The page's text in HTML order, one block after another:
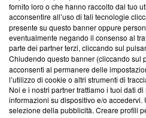
conformità agli standard.
Su di noi
Team editoriale
Corporate
Redazione
fornito loro o che hanno raccolto dal tuo
acconsentire all’uso di tali tecnologie
presente su questo banner oppure
eventualmente negando il consenso al
parte dei partner terzi, cliccando sul
Chiudendo questo banner (cliccando sul
acconsenti al permanere delle
l’utilizzo di cookie o altri strumenti di
Noi e i nostri partner trattiamo i tuoi dati
informazioni su dispositivo e/o accedervi.
selezione della pubblicità. Creare profili